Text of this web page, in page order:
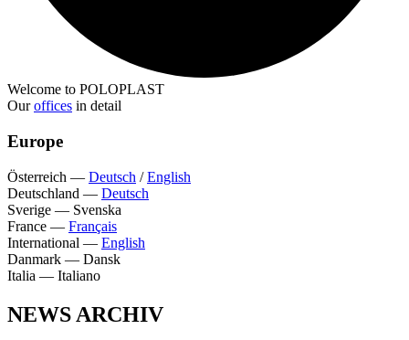
Welcome to POLOPLAST
Ouroffices in detail
Europe
Österreich — Deutsch /English
Deutschland — Deutsch
Sverige — Svenska
France — Français
International — English
Danmark — Dansk
Italia — Italiano
NEWS ARCHIV